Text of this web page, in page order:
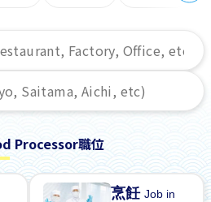
Processor職位
烹飪Job in